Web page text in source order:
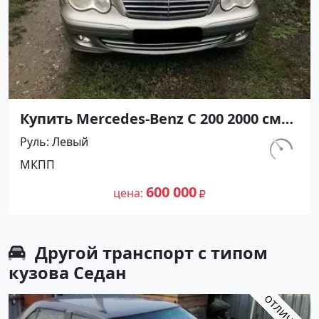
Купить Mercedes-Benz С 200 2000 см3
МКПП (163 л.с.) Бензин инжектор в
Крымск: цвет Сеебристый Седан
2002 года по цене 600000 рублей,
объявление №27226 на сайте
км.
Руль Левый
МКПП
цена 600 000
Другой транспорт с типом
кузова Седан